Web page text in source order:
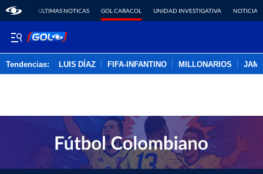
ÚLTIMAS NOTICAS GOL CARACOL UNIDAD INVESTIGATIVA NOTICIAS
Tendencias: LUIS DÍAZ FIFA-INFANTINO MILLONARIOS